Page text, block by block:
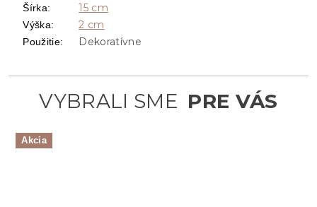
Akcia
Šírka: 15 cm
Výška: 2 cm
Použitie: Dekoratívne